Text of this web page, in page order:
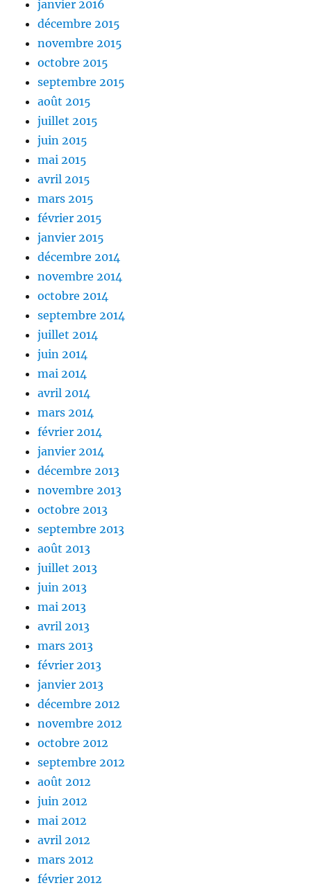
janvier 2016
décembre 2015
novembre 2015
octobre 2015
septembre 2015
août 2015
juillet 2015
juin 2015
mai 2015
avril 2015
mars 2015
février 2015
janvier 2015
décembre 2014
novembre 2014
octobre 2014
septembre 2014
juillet 2014
juin 2014
mai 2014
avril 2014
mars 2014
février 2014
janvier 2014
décembre 2013
novembre 2013
octobre 2013
septembre 2013
août 2013
juillet 2013
juin 2013
mai 2013
avril 2013
mars 2013
février 2013
janvier 2013
décembre 2012
novembre 2012
octobre 2012
septembre 2012
août 2012
juin 2012
mai 2012
avril 2012
mars 2012
février 2012